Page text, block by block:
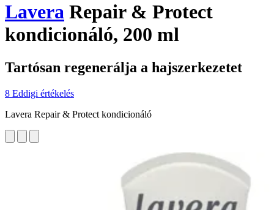
Lavera Repair & Protect
kondicionáló, 200 ml
Tartósan regenerálja a hajszerkezetet
8 Eddigi értékelés
Lavera Repair & Protect kondicionáló